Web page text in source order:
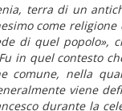
terra di un
come religione
di quel popolo»,
in quel contesto
nella
viene
durante la